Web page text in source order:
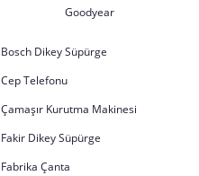
Goodyear
Bosch Dikey Süpürge
Cep Telefonu
Çamaşır Kurutma Makinesi
Fakir Dikey Süpürge
Fabrika Çanta